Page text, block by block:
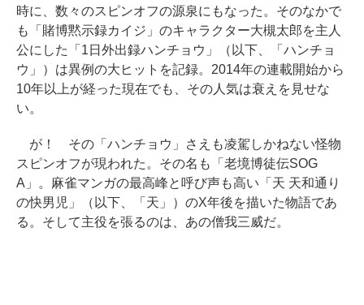
時に、数々のスピンオフの源泉にもなった。そのなかで
も「賭博黙示録カイジ」のキャラクター大槻太郎を主人
公にした「1日外出録ハンチョウ」（以下、「ハンチョ
ウ」）は異例の大ヒットを記録。2014年の連載開始から
10年以上が経った現在でも、その人気は衰えを見せな
い。
が！ その「ハンチョウ」さえも凌駕しかねない怪物
スピンオフが現われた。その名も「老境博徒伝SOG
A」。麻雀マンガの最高峰と呼び声も高い「天 天和通り
の快男児」（以下、「天」）のX年後を描いた物語であ
る。そして主役を張るのは、あの僧我三威だ。